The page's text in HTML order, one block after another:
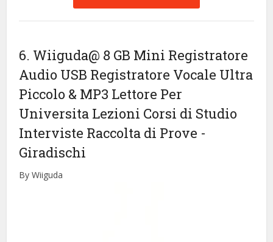
6. Wiiguda@ 8 GB Mini Registratore
Audio USB Registratore Vocale Ultra
Piccolo & MP3 Lettore Per
Universita Lezioni Corsi di Studio
Interviste Raccolta di Prove -
Giradischi
By Wiiguda